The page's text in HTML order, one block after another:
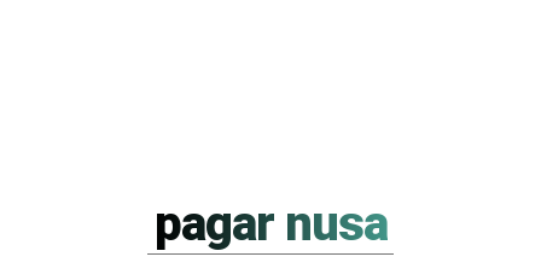
pagar nusa